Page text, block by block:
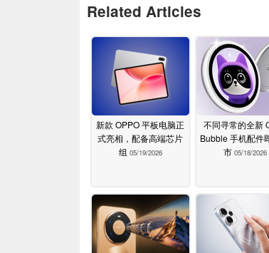
Related Articles
新款 OPPO 平板电脑正
式亮相，配备高端芯片
组 05/19/2026
不同寻常的全新
Bubble 手机配件
市 05/18/2026